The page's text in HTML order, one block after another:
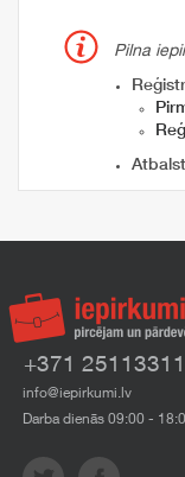
Pilna
+371 25113311
info@iepirkumi.lv
Darba dienās 09:00 -